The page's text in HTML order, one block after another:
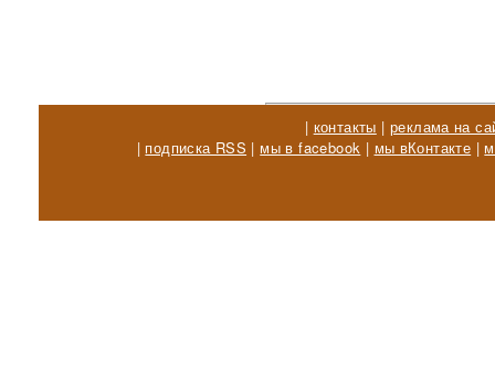
| контакты | реклама на
| подписка RSS | мы в facebook | мы вКонтакте |